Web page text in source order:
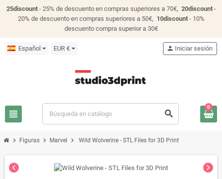
25discount- 25% de descuento en compras superiores a 70€, 20discount-
20% de descuento en compras superiores a 50€, 10discount- 10%
descuento compra superior a 30€
Español EUR €
view_headline search
person Iniciar sesión
0
chevron_right Figuras chevron_right Marvel chevron_right Wild Wolverine - STL Files for 3D Print
chevron_left chevron_right